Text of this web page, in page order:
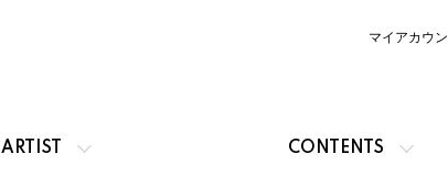
ARTIST CONTENTS
マイアカウン